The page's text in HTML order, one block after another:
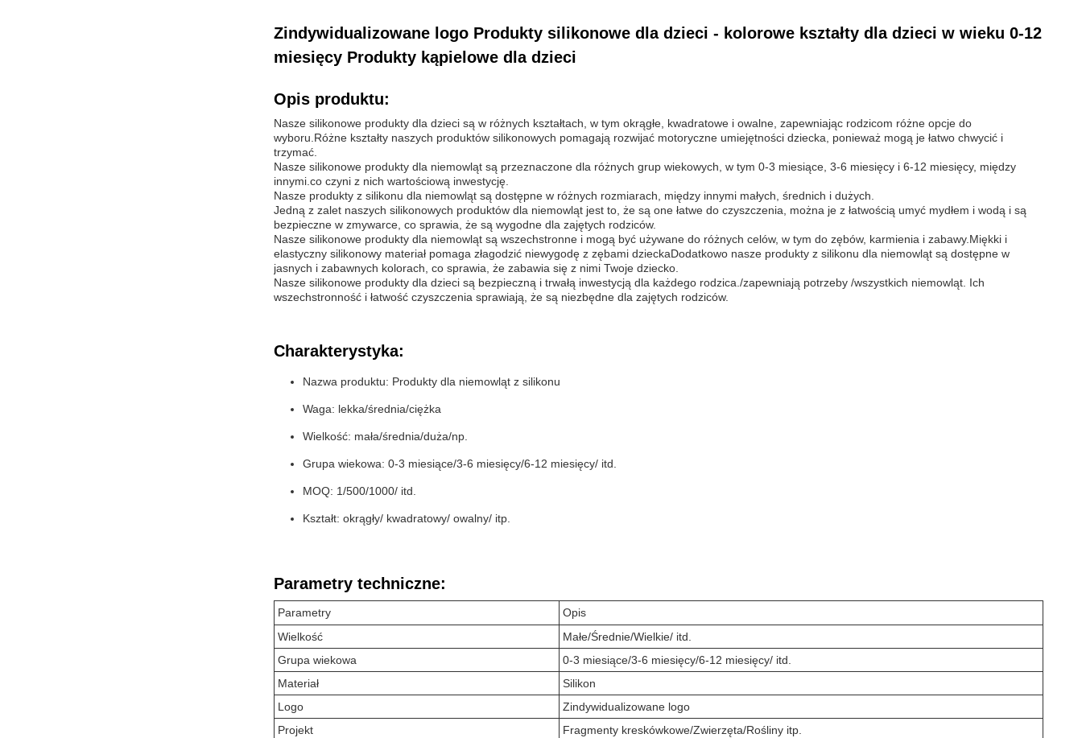
Zindywidualizowane logo Produkty silikonowe dla dzieci - kolorowe kształty dla dzieci w wieku 0-12
miesięcy Produkty kąpielowe dla dzieci
Opis produktu:
Nasze silikonowe produkty dla dzieci są w różnych kształtach, w tym okrągłe, kwadratowe i owalne, zapewniając rodzicom różne opcje do
wyboru.Różne kształty naszych produktów silikonowych pomagają rozwijać motoryczne umiejętności dziecka, ponieważ mogą je łatwo chwycić i
trzymać.
Nasze silikonowe produkty dla niemowląt są przeznaczone dla różnych grup wiekowych, w tym 0-3 miesiące, 3-6 miesięcy i 6-12 miesięcy, między
innymi.co czyni z nich wartościową inwestycję.
Nasze produkty z silikonu dla niemowląt są dostępne w różnych rozmiarach, między innymi małych, średnich i dużych.
Jedną z zalet naszych silikonowych produktów dla niemowląt jest to, że są one łatwe do czyszczenia, można je z łatwością umyć mydłem i wodą i są
bezpieczne w zmywarce, co sprawia, że są wygodne dla zajętych rodziców.
Nasze silikonowe produkty dla niemowląt są wszechstronne i mogą być używane do różnych celów, w tym do zębów, karmienia i zabawy.Miękki i
elastyczny silikonowy materiał pomaga złagodzić niewygodę z zębami dzieckaDodatkowo nasze produkty z silikonu dla niemowląt są dostępne w
jasnych i zabawnych kolorach, co sprawia, że zabawia się z nimi Twoje dziecko.
Nasze silikonowe produkty dla dzieci są bezpieczną i trwałą inwestycją dla każdego rodzica./zapewniają potrzeby /wszystkich niemowląt. Ich
wszechstronność i łatwość czyszczenia sprawiają, że są niezbędne dla zajętych rodziców.
Charakterystyka:
Nazwa produktu: Produkty dla niemowląt z silikonu
Waga: lekka/średnia/ciężka
Wielkość: mała/średnia/duża/np.
Grupa wiekowa: 0-3 miesiące/3-6 miesięcy/6-12 miesięcy/ itd.
MOQ: 1/500/1000/ itd.
Kształt: okrągły/ kwadratowy/ owalny/ itp.
Parametry techniczne:
Parametry
Opis
Wielkość
Małe/Średnie/Wielkie/ itd.
Grupa wiekowa
0-3 miesiące/3-6 miesięcy/6-12 miesięcy/ itd.
Materiał
Silikon
Logo
Zindywidualizowane logo
Projekt
Fragmenty kreskówkowe/Zwierzęta/Rośliny itp.